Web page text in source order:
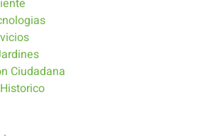
Ciudadana